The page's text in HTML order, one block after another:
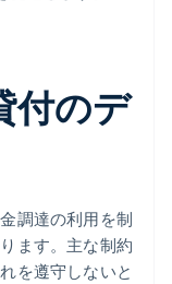
付のデ
調達の利用を制
ます。主な制約
を遵守しないと